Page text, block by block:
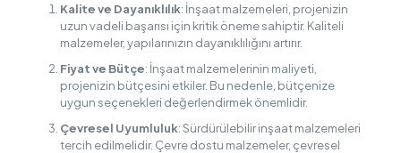
Kalite ve Dayanıklılık: İnşaat malzemeleri, projenizin
uzun vadeli başarısı için kritik öneme sahiptir. Kaliteli
malzemeler, yapılarınızın dayanıklılığını artırır.
Fiyat ve Bütçe: İnşaat malzemelerinin maliyeti,
projenizin bütçesini etkiler. Bu nedenle, bütçenize
uygun seçenekleri değerlendirmek önemlidir.
Çevresel Uyumluluk: Sürdürülebilir inşaat malzemeleri
tercih edilmelidir. Çevre dostu malzemeler, çevresel